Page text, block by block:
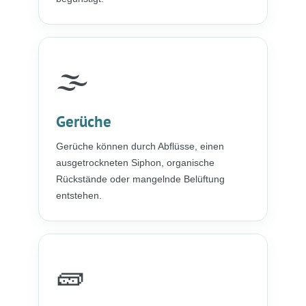
🌫️
Gerüche
Gerüche können durch Abflüsse, einen
ausgetrockneten Siphon, organische
Rückstände oder mangelnde Belüftung
entstehen.
🧱